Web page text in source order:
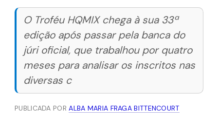
O Troféu HQMIX chega à sua 33ª
edição após passar pela banca do
júri oficial, que trabalhou por quatro
meses para analisar os inscritos nas
diversas c
PUBLICADA PORALBA MARIA FRAGA BITTENCOURT